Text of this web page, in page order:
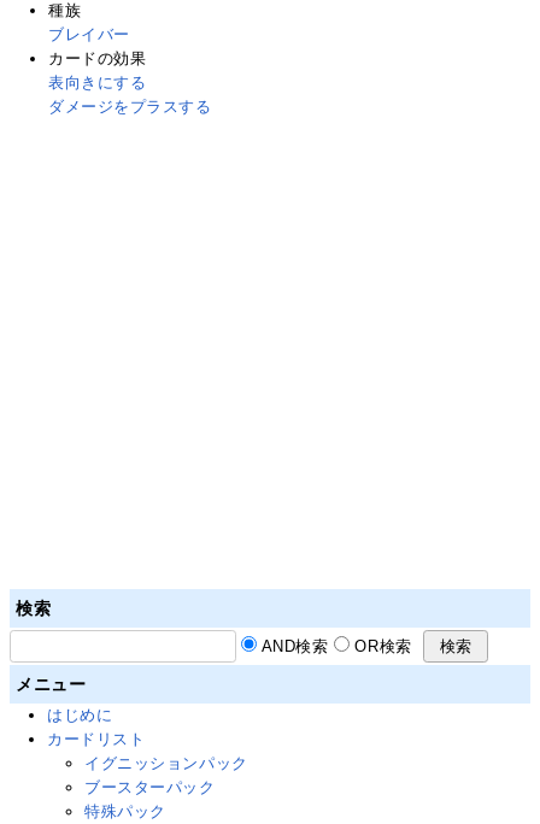
種族
ブレイバー
カードの効果
表向きにする
ダメージをプラスする
検索
AND検索 OR検索
メニュー
はじめに
カードリスト
イグニッションパック
ブースターパック
特殊パック